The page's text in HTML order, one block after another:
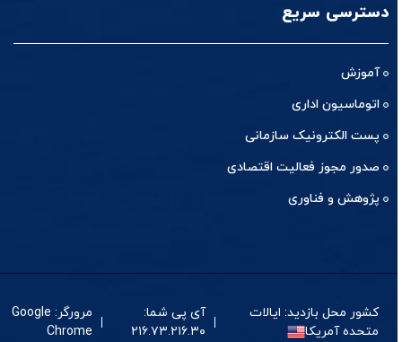
دسترسی سریع
آموزش
اتوماسیون اداری
پست الکترونیک سازمانی
صدور مجوز فعالیت اقتصادی
پژوهش و فناوری
کشور محل بازدید: ایالات
متحده آمریکا
آی پی شما:
۲۱۶.۷۳.۲۱۶.۳۰
مرورگر: Google
Chrome